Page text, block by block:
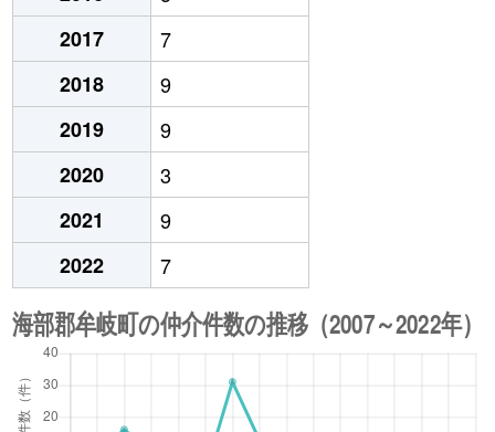
2017
7
2018
9
2019
9
2020
3
2021
9
2022
7